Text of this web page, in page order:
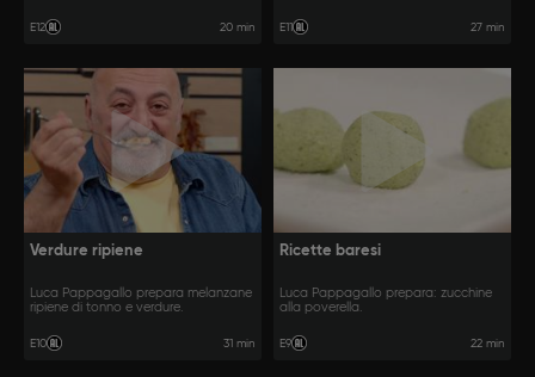
E12 20 min E11 27 min
Verdure ripiene
Luca Pappagallo prepara melanzane
ripiene di tonno e verdure.
E10 31 min
Ricette baresi
Luca Pappagallo prepara: zucchine
alla poverella.
E9 22 min